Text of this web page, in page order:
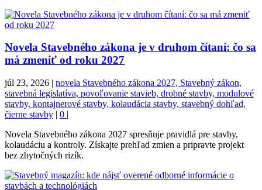
Novela Stavebného zákona je v druhom čítaní: čo sa
má zmeniť od roku 2027
júl 23, 2026 | novela Stavebného zákona 2027, Stavebný zákon,
stavebná legislatíva, povoľovanie stavieb, drobné stavby, modulové
stavby, kontajnerové stavby, kolaudácia stavby, stavebný dohľad,
čierne stavby | 0 |
Novela Stavebného zákona 2027 spresňuje pravidlá pre stavby,
kolaudáciu a kontroly. Získajte prehľad zmien a pripravte projekt
bez zbytočných rizík.